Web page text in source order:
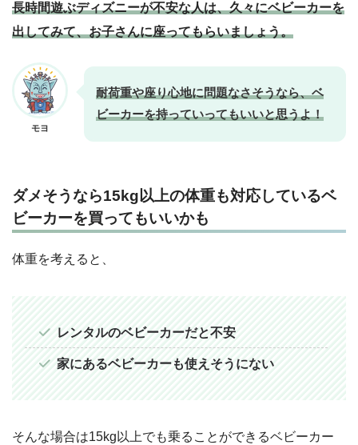
長時間遊ぶディズニーが不安な人は、久々にベビーカーを
出してみて、お子さんに座ってもらいましょう。
モヨ
耐荷重や座り心地に問題なさそうなら、ベ
ビーカーを持っていってもいいと思うよ！
ダメそうなら15kg以上の体重も対応しているベ
ビーカーを買ってもいいかも
体重を考えると、
レンタルのベビーカーだと不安
家にあるベビーカーも使えそうにない
そんな場合は15kg以上でも乗ることができるベビーカー